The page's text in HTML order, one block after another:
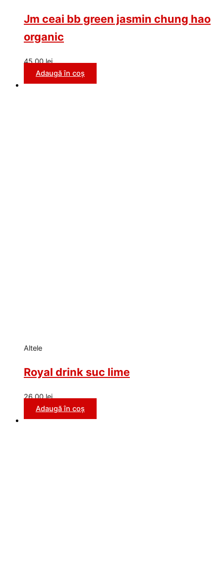
Jm ceai bb green jasmin chung hao
organic
45,00lei
Adaugă în coș
Altele
Royal drink suc lime
26,00lei
Adaugă în coș